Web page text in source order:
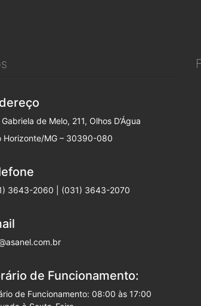
Gabriela de Melo, 211, Olhos D’Água
Horizonte/MG – 30390-080
3643-2060 | (031) 3643-2070
de Funcionamento:
de Funcionamento: 08:00 às 17:00